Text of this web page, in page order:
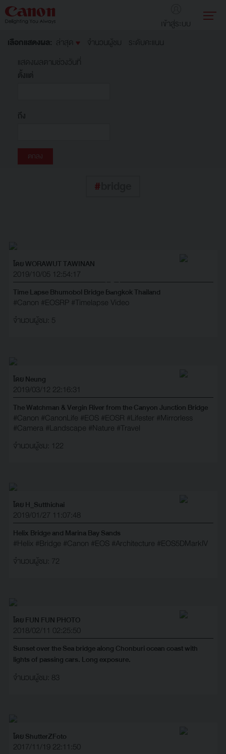
เข้าสู่ระบบ
เลือกแสดงผล: ล่าสุด จำนวนผู้ชม
ระดับคะแนน
แสดงผลตามช่วงวันที่
ตั้งแต่
ถึง
#
โดย WORAWUT TAWINAN
2019/10/05 12:54:17
Time Lapse Bhumobol Bridge Bangkok Thailand
#Canon #EOSRP #Timelapse Video
จำนวนผู้ชม: 5
โดย Neung
2019/03/12 22:16:31
The Watchman & Vergin River from the Canyon Junction Bridge
#Canon #CanonLife #EOS #EOSR #Lifester #Mirrorless
#Camera #Landscape #Nature #Travel
จำนวนผู้ชม: 122
โดย H_Sutthichai
2019/01/27 11:07:48
Helix Bridge and Marina Bay Sands
#Helix #Bridge #Canon #EOS #Architecture #EOS5DMarkIV
จำนวนผู้ชม: 72
โดย FUN FUN PHOTO
2018/02/11 02:25:50
Sunset over the Sea bridge along Chonburi ocean coast with
lights of passing cars. Long exposure.
จำนวนผู้ชม: 83
โดย ShutterZFoto
2017/11/19 22:11:50